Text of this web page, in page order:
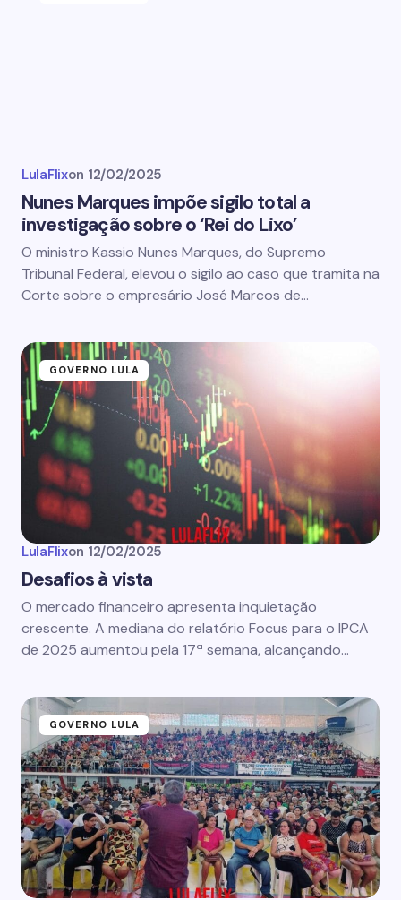
LulaFlixon 12/02/2025
Nunes Marques impõe sigilo total a
investigação sobre o ‘Rei do Lixo’
O ministro Kassio Nunes Marques, do Supremo
Tribunal Federal, elevou o sigilo ao caso que tramita na
Corte sobre o empresário José Marcos de…
GOVERNO LULA
LulaFlixon 12/02/2025
Desafios à vista
O mercado financeiro apresenta inquietação
crescente. A mediana do relatório Focus para o IPCA
de 2025 aumentou pela 17ª semana, alcançando…
GOVERNO LULA